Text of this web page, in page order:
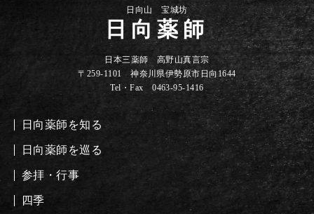
日向山 宝城坊
日向薬師
日本三薬師 高野山真言宗
〒259-1101 神奈川県伊勢原市日向1644
Tel・Fax 0463-95-1416
日向薬師を知る
日向薬師を巡る
参拝・行事
四季